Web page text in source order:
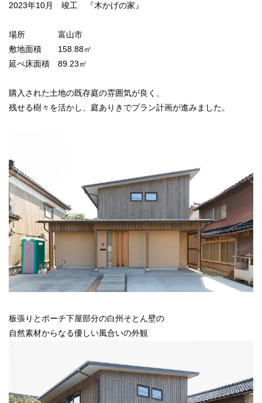
2023年10月 竣工 『木かげの家』
場所 富山市
敷地面積 158.88㎡
延べ床面積 89.23㎡
購入された土地の既存庭の雰囲気が良く、
残せる樹々を活かし、庭ありきでプラン計画が進みました。
板張りとポーチ下屋部分の白州そとん壁の
自然素材からなる優しい風合いの外観